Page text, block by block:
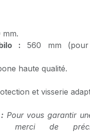
mm.
: 560 mm (pour
haute qualité.
et visserie
Pour vous garantir
merci de